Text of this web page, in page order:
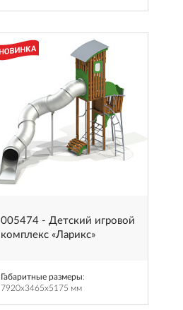
005474 - Детский игровой
комплекс «Ларикс»
Габаритные размеры:
7920x3465x5175 мм